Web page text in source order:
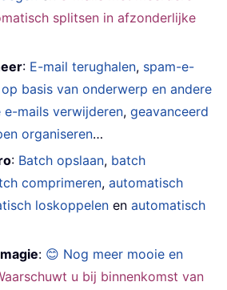
splitsen in afzonderlijke
: E-mail terughalen, spam-e-
basis van onderwerp en andere
e-mails verwijderen,geavanceerd
organiseren…
: Batch opslaan, batch
comprimeren,automatisch
loskoppelen enautomatisch
: 😊 Nog meer mooie en
u bij binnenkomst van